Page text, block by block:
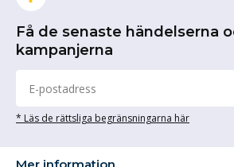
Få de senaste händelserna
kampanjerna
* Läs de rättsliga begränsningarna här